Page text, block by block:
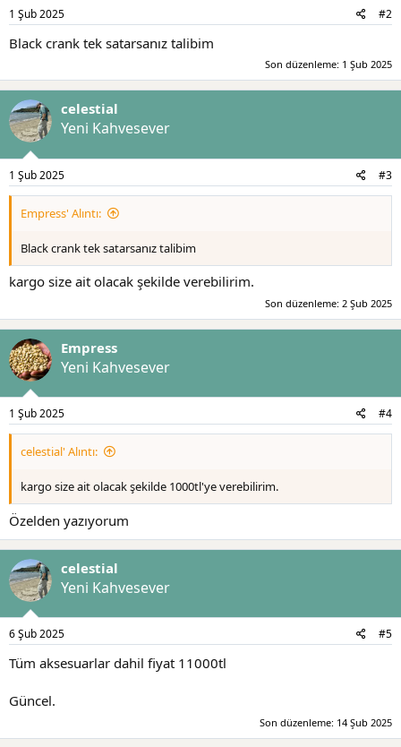
1 Şub 2025 #2
Black crank tek satarsanız talibim
Son düzenleme: 1 Şub 2025
celestial
Yeni Kahvesever
1 Şub 2025 #3
Empress' Alıntı:
Black crank tek satarsanız talibim
kargo size ait olacak şekilde verebilirim.
Son düzenleme: 2 Şub 2025
Empress
Yeni Kahvesever
1 Şub 2025 #4
celestial' Alıntı:
kargo size ait olacak şekilde 1000tl'ye verebilirim.
Özelden yazıyorum
celestial
Yeni Kahvesever
6 Şub 2025 #5
Tüm aksesuarlar dahil fiyat 11000tl
Güncel.
Son düzenleme: 14 Şub 2025